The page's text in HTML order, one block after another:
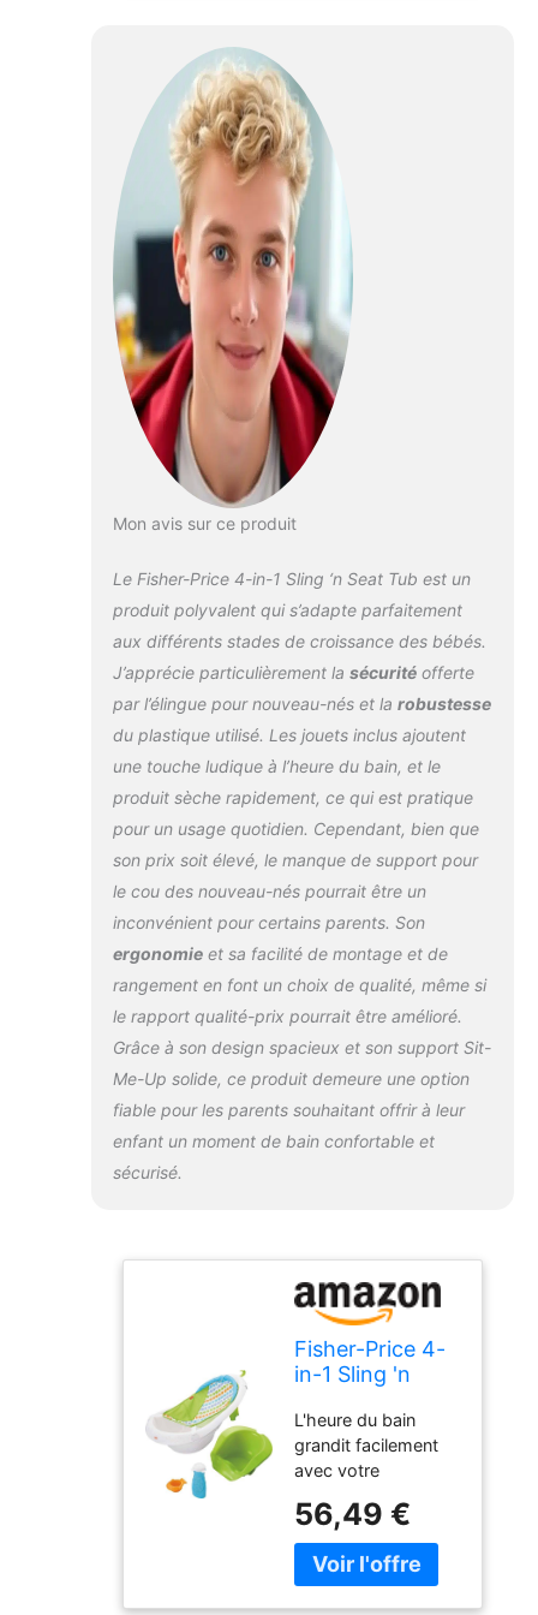
pour éviter de
glisser et soutenir
les sièges instables,
plus 2 jouets pour
jouer dans l'eau
Retirez l'écharpe et
l'insert Sit-Me-Up
pour une baignoire
spacieuse pour
enfant (max. Poids :
11,3 kg Bouchon de
vidange pratique et
crochet pour le
séchage et le
rangement peu
encombrant La
baignoire s'adapte à
et baignoires pour
Mon avis sur ce produit
Le Fisher-Price 4-in-1 Sling ‘n Seat Tub est un
produit polyvalent qui s’adapte parfaitement
aux différents stades de croissance des bébés.
J’apprécie particulièrement la sécuritéofferte
par l’élingue pour nouveau-nés et la robustesse
du plastique utilisé. Les jouets inclus ajoutent
une touche ludique à l’heure du bain, et le
produit sèche rapidement, ce qui est pratique
pour un usage quotidien. Cependant, bien que
son prix soit élevé, le manque de support pour
le cou des nouveau-nés pourrait être un
inconvénient pour certains parents. Son
ergonomieet sa facilité de montage et de
rangement en font un choix de qualité, même si
le rapport qualité-prix pourrait être amélioré.
Grâce à son design spacieux et son support Sit-
Me-Up solide, ce produit demeure une option
fiable pour les parents souhaitant offrir à leur
enfant un moment de bain confortable et
sécurisé.
Fisher-Price 4-
in-1 Sling 'n
L'heure du bain
grandit facilement
avec votre
cette baignoire
convertible en 4
étapes Comprend
56,49 €